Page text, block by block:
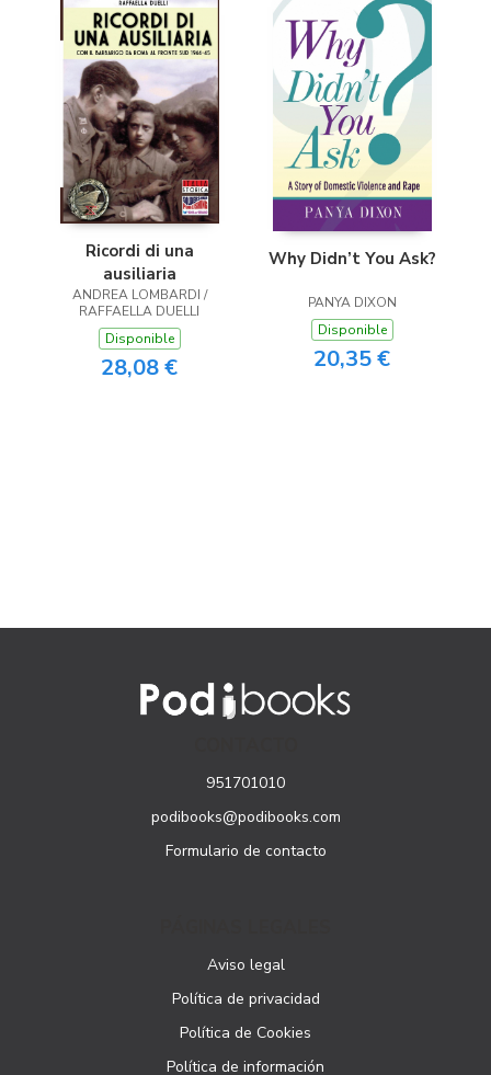
Ricordi di una
ausiliaria
ANDREA LOMBARDI /
RAFFAELLA DUELLI
Disponible
28,08 €
Why Didn’t You Ask?
PANYA DIXON
Disponible
20,35 €
951701010
podibooks@podibooks.com
Formulario de contacto
Aviso legal
Política de privacidad
Política de Cookies
Política de información